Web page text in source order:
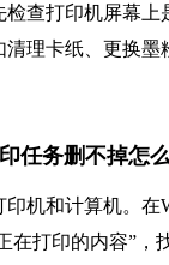
查打印机屏幕
理卡纸、更换
任务删不掉怎
机和计算机。在
在打印的内容”